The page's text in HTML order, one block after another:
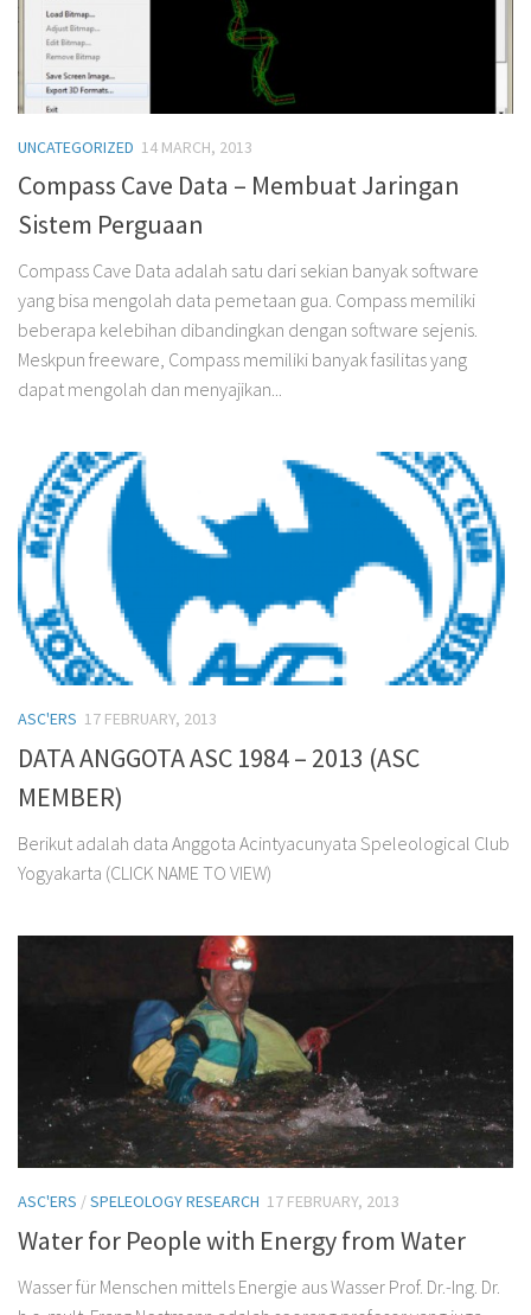
UNCATEGORIZED 14 MARCH, 2013
Compass Cave Data – Membuat Jaringan
Sistem Perguaan
Compass Cave Data adalah satu dari sekian banyak software
yang bisa mengolah data pemetaan gua. Compass memiliki
beberapa kelebihan dibandingkan dengan software sejenis.
Meskpun freeware, Compass memiliki banyak fasilitas yang
dapat mengolah dan menyajikan...
ASC'ERS 17 FEBRUARY, 2013
DATA ANGGOTA ASC 1984 – 2013 (ASC
MEMBER)
Berikut adalah data Anggota Acintyacunyata Speleological Club
Yogyakarta (CLICK NAME TO VIEW)
ASC'ERS /SPELEOLOGY RESEARCH 17 FEBRUARY, 2013
Water for People with Energy from Water
Wasser für Menschen mittels Energie aus Wasser Prof. Dr.-Ing. Dr.